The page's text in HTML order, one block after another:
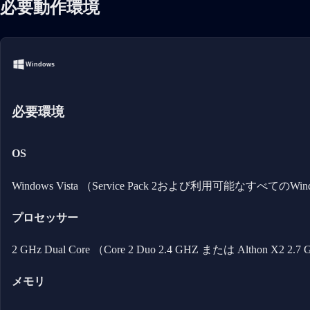
必要動作環境
Windows
必要環境
OS
Windows Vista （Service Pack 2および利用可能なすべての
プロセッサー
2 GHz Dual Core （Core 2 Duo 2.4 GHZ または Althon X2 2.7
メモリ